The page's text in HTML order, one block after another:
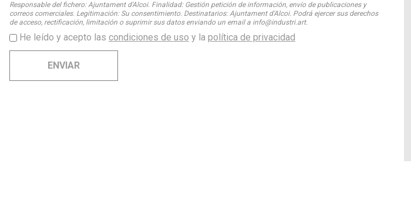
Responsable del fichero: Ajuntament d'Alcoi. Finalidad: Gestión petición de información, envío de publicaciones y
correos comerciales. Legitimación: Su consentimiento. Destinatarios: Ajuntament d'Alcoi. Podrá ejercer sus derechos
de acceso, rectificación, limitación o suprimir sus datos enviando un email a info@industri.art.
He leído y acepto las condiciones de uso y la política de privacidad
ENVIAR